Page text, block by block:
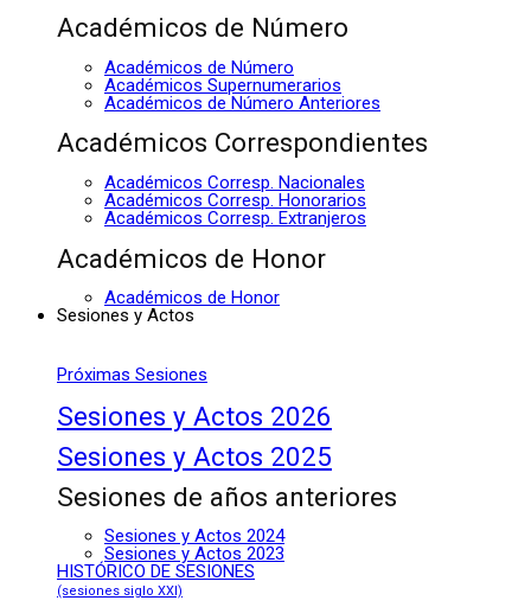
Académicos de Número
Académicos de Número
Académicos Supernumerarios
Académicos de Número Anteriores
Académicos Correspondientes
Académicos Corresp. Nacionales
Académicos Corresp. Honorarios
Académicos Corresp. Extranjeros
Académicos de Honor
Académicos de Honor
Sesiones y Actos
Próximas Sesiones
Sesiones y Actos 2026
Sesiones y Actos 2025
Sesiones de años anteriores
Sesiones y Actos 2024
Sesiones y Actos 2023
HISTÓRICO DE SESIONES
(sesiones siglo XXI)